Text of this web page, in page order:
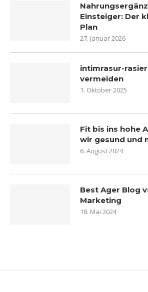
Einsteiger: Der
Plan
27. Januar 2026
intimrasur-
vermeiden
1. Oktober 2025
Fit bis ins hohe
wir gesund und
6. August 2024
Best Ager Blog
Marketing
18. Mai 2024